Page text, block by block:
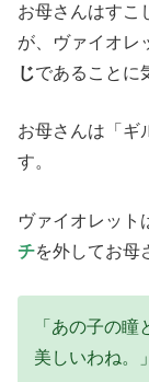
お母さんはすこ
が、ヴァイオレ
じであることに
お母さんは「ギ
す。
ヴァイオレット
チを外してお母
「あの子の瞳
美しいわね。」